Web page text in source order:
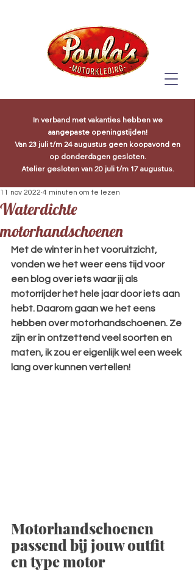
In verband met vakanties hebben we
aangepaste openingstijden!
Van 23 juli t/m 24 augustus geen koopavond en
op donderdagen gesloten.
Atelier gesloten van 20 juli t/m 17 augustus.
Waterdichte
motorhandschoenen
11 nov 2022 4 minuten om te lezen
Met de winter in het vooruitzicht,
vonden we het weer eens tijd voor
een blog over iets waar jij als
motorrijder het hele jaar door iets aan
hebt. Daarom gaan we het eens
hebben over motorhandschoenen. Ze
zijn er in ontzettend veel soorten en
maten, ik zou er eigenlijk wel een week
lang over kunnen vertellen!
Motorhandschoenen
passend bij jouw outfit
en type motor